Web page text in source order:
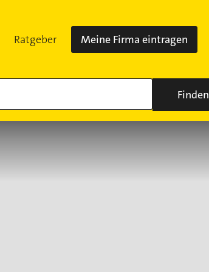
Ratgeber Meine Firma eintragen
Finden